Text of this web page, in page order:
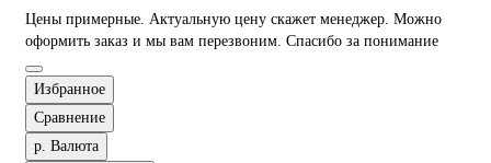
Цены примерные. Актуальную цену скажет менеджер. Можно
оформить заказ и мы вам перезвоним. Спасибо за понимание
Избранное
Сравнение
р. Валюта